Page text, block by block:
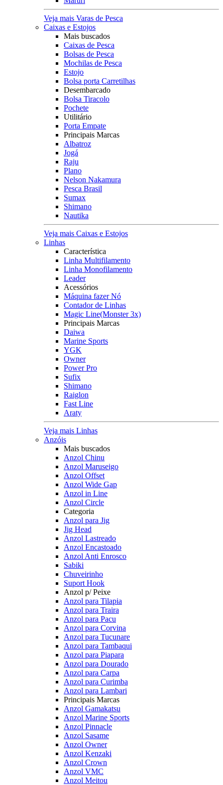
Veja mais Varas de Pesca
Caixas e Estojos
Mais buscados
Caixas de Pesca
Bolsas de Pesca
Mochilas de Pesca
Estojo
Bolsa porta Carretilhas
Desembarcado
Bolsa Tiracolo
Pochete
Utilitário
Porta Empate
Principais Marcas
Albatroz
Jogá
Raju
Plano
Nelson Nakamura
Pesca Brasil
Sumax
Shimano
Nautika
Veja mais Caixas e Estojos
Linhas
Característica
Linha Multifilamento
Linha Monofilamento
Leader
Acessórios
Máquina fazer Nó
Contador de Linhas
Magic Line(Monster 3x)
Principais Marcas
Daiwa
Marine Sports
YGK
Owner
Power Pro
Sufix
Shimano
Raiglon
Fast Line
Araty
Veja mais Linhas
Anzóis
Mais buscados
Anzol Chinu
Anzol Maruseigo
Anzol Offset
Anzol Wide Gap
Anzol in Line
Anzol Circle
Categoria
Anzol para Jig
Jig Head
Anzol Lastreado
Anzol Encastoado
Anzol Anti Enrosco
Sabiki
Chuveirinho
Suport Hook
Anzol p/ Peixe
Anzol para Tilapia
Anzol para Traira
Anzol para Pacu
Anzol para Corvina
Anzol para Tucunare
Anzol para Tambaqui
Anzol para Piapara
Anzol para Dourado
Anzol para Carpa
Anzol para Curimba
Anzol para Lambari
Principais Marcas
Anzol Gamakatsu
Anzol Marine Sports
Anzol Pinnacle
Anzol Sasame
Anzol Owner
Anzol Kenzaki
Anzol Crown
Anzol VMC
Anzol Meitou